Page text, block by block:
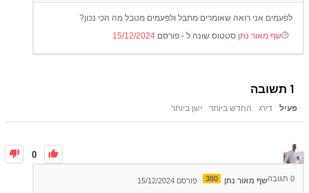
לפעמים אני רואה שאומרים מתבל ולפעמים מטבל מה הכי נכון?
שף מאור נתן סטטוס שונה ל - פורסם 15/12/2024
1 תשובה
פעיל דירג החדש ביותר ישן ביותר
0
שף מאור נתן 380 פורסם 15/12/2024 0 תגובה